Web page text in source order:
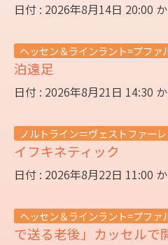
日付 : 2026年8月14日 20:00
ヘッセン＆ラインラント=プファ
泊遠足
日付 : 2026年8月21日 14:30
ノルトライン＝ヴェストファー
イフキネティック
日付 : 2026年8月22日 11:00
ヘッセン＆ラインラント=プファ
で送る老後」カッセルで